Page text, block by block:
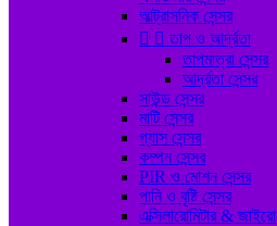
আল্ট্রাসনিক সেন্সর
  তাপ ও আর্দ্রতা
তাপমাত্রা সেন্সর
আর্দ্রতা সেন্সর
সাউন্ড সেন্সর
মাটি সেন্সর
গ্যাস সেন্সর
কম্পন সেন্সর
PIR ও মোশন সেন্সর
পানি ও বৃষ্টি সেন্সর
এক্সিলারোমিটার & জাইরো